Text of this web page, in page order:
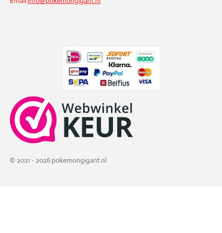
© 2021 - 2026 pokemongigant.nl